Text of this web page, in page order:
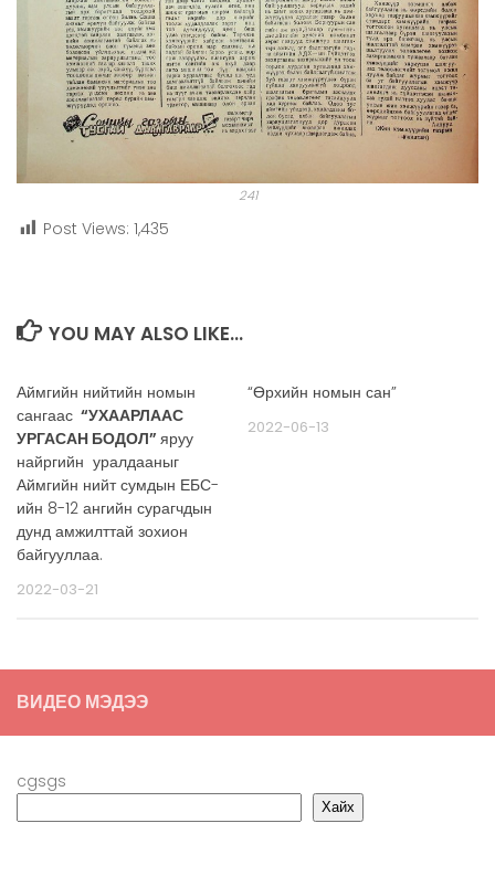
241
Post Views: 1,435
YOU MAY ALSO LIKE...
Аймгийн нийтийн номын
сангаас “УХААРЛААС
УРГАСАН БОДОЛ” яруу
найргийн уралдааныг
Аймгийн нийт сумдын ЕБС-
ийн 8-12 ангийн сурагчдын
дунд амжилттай зохион
байгууллаа.
2022-03-21
“Өрхийн номын сан”
2022-06-13
ВИДЕО МЭДЭЭ
cgsgs
Хайх